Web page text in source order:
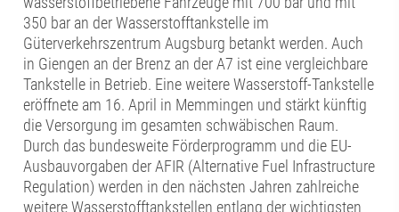
350 bar an der Wasserstofftankstelle im
Güterverkehrszentrum Augsburg betankt werden. Auch
in Giengen an der Brenz an der A7 ist eine vergleichbare
Tankstelle in Betrieb. Eine weitere Wasserstoff-Tankstelle
eröffnete am 16. April in Memmingen und stärkt künftig
die Versorgung im gesamten schwäbischen Raum.
Durch das bundesweite Förderprogramm und die EU-
Ausbauvorgaben der AFIR (Alternative Fuel Infrastructure
Regulation) werden in den nächsten Jahren zahlreiche
weitere Wasserstofftankstellen entlang der wichtigsten